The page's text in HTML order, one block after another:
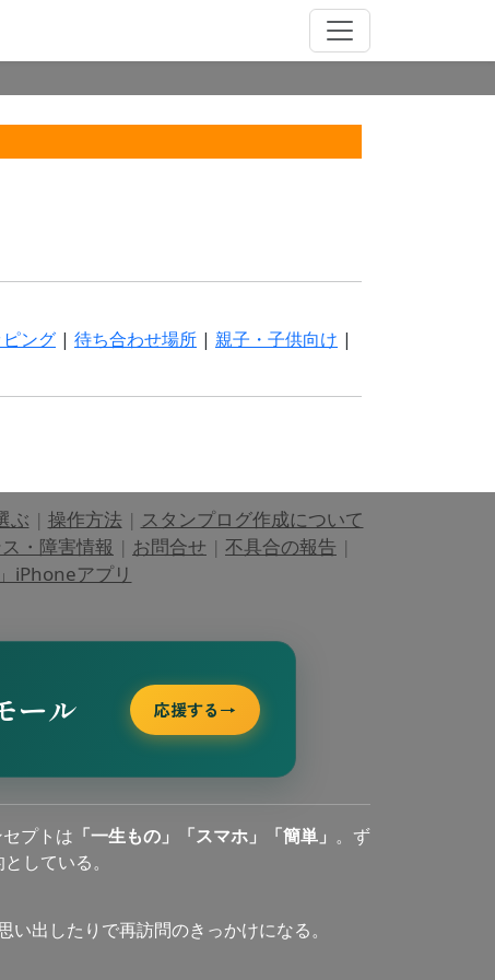
ング | 待ち合わせ場所 | 親子・子供向け |
ぶ | 操作方法| スタンプログ作成について
・障害情報 | お問合せ | 不具合の報告 |
iPhoneアプリ
ール 応援する→
プトは 「一生もの」「スマホ」「簡単」 。ず
している。
い出したりで再訪問のきっかけになる。